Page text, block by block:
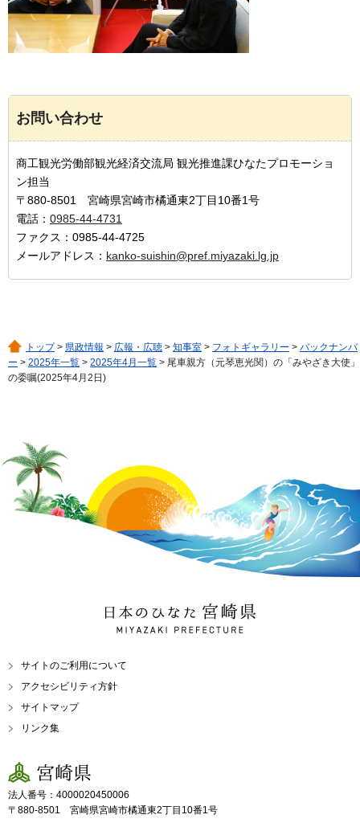
お問い合わせ
商工観光労働部観光経済交流局 観光推進課ひなたプロモーショ
ン担当
〒880-8501 宮崎県宮崎市橘通東2丁目10番1号
電話： 0985-44-4731
ファクス：0985-44-4725
メールアドレス： kanko-suishin@pref.miyazaki.lg.jp
トップ> 県政情報 > 広報・広聴 > 知事室 > フォトギャラリー > バックナンバ
ー > 2025年一覧 > 2025年4月一覧 > 尾車親方（元琴恵光関）の「みやざき大使」
の委嘱(2025年4月2日)
日本のひなた 宮崎県
MIYAZAKI PREFECTURE
サイトのご利用について
アクセシビリティ方針
サイトマップ
リンク集
宮崎県
法人番号：4000020450006
〒880-8501 宮崎県宮崎市橘通東2丁目10番1号